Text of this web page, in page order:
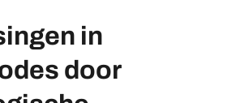
in
door